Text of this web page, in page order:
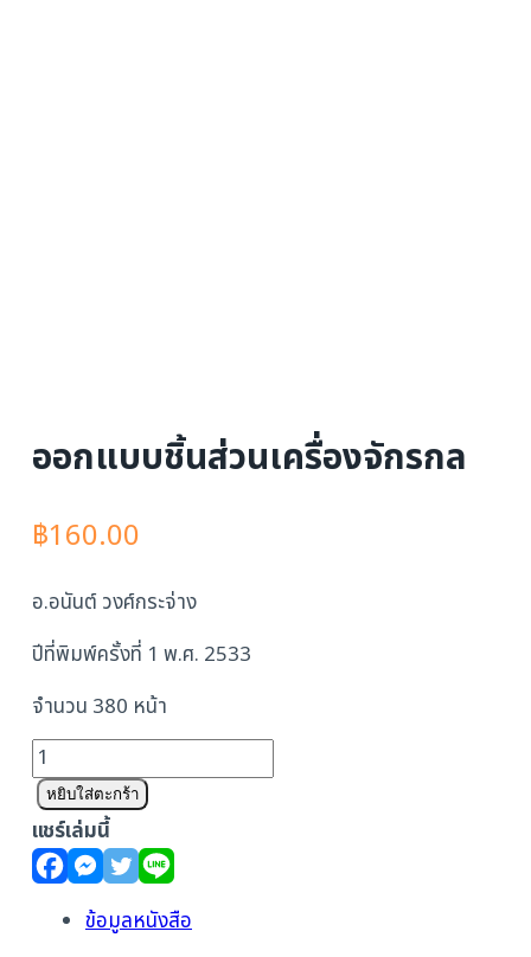
ออกแบบชิ้นส่วนเครื่องจักรกล
฿160.00
อ.อนันต์ วงศ์กระจ่าง
ปีที่พิมพ์ครั้งที่ 1 พ.ศ. 2533
จำนวน 380 หน้า
จำนวน
ออกแบบ
ชิ้น
ส่วน
เครื่องจักร
หยิบใส่ตะกร้า
แชร์เล่มนี้
ข้อมูลหนังสือ